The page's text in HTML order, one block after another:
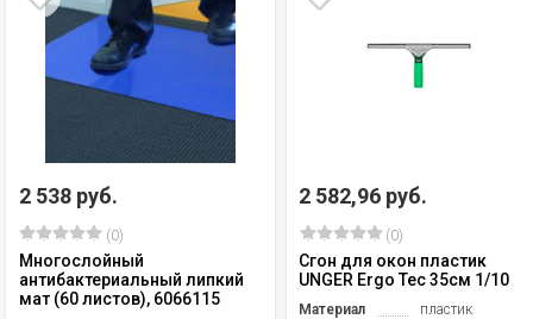
2 538 руб.
(0)
Многослойный
антибактериальный липкий
мат (60 листов), 6066115
2 582,96 руб.
(0)
Сгон для окон пластик
UNGER Ergo Tec 35см 1/10
Материал пластик